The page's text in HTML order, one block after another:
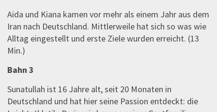
Aida und Kiana kamen vor mehr als einem Jahr aus dem
Iran nach Deutschland. Mittlerweile hat sich so was wie
Alltag eingestellt und erste Ziele wurden erreicht. (13
Min.)
Bahn 3
Sunatullah ist 16 Jahre alt, seit 20 Monaten in
Deutschland und hat hier seine Passion entdeckt: die